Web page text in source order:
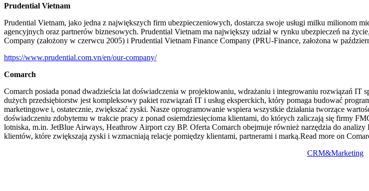
Prudential Vietnam
Prudential Vietnam, jako jedna z największych firm ubezpieczeniowych, dostarcza swoje usługi milku milionom
agencyjnych oraz partnerów biznesowych. Prudential Vietnam ma największy udział w rynku ubezpieczeń na
Company (założony w czerwcu 2005) i Prudential Vietnam Finance Company (PRU-Finance, założona w
https://www.prudential.com.vn/en/our-company/
Comarch
Comarch posiada ponad dwadzieścia lat doświadczenia w projektowaniu, wdrażaniu i integrowaniu rozwiązań IT
dużych przedsiębiorstw jest kompleksowy pakiet rozwiązań IT i usług eksperckich, który pomaga budować
marketingowe i, ostatecznie, zwiększać zyski. Nasze oprogramowanie wspiera wszystkie działania tworzące
doświadczeniu zdobytemu w trakcie pracy z ponad osiemdziesięcioma klientami, do których zaliczają się firmy
lotniska, m.in. JetBlue Airways, Heathrow Airport czy BP. Oferta Comarch obejmuje również narzędzia do
klientów, które zwiększają zyski i wzmacniają relacje pomiędzy klientami, partnerami i marką.Read more on
CRM&Marketing